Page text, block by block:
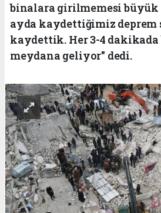
binalara girilmemesi büyük
ayda kaydettiğimiz deprem
kaydettik. Her 3-4 dakikada
meydana geliyor" dedi.